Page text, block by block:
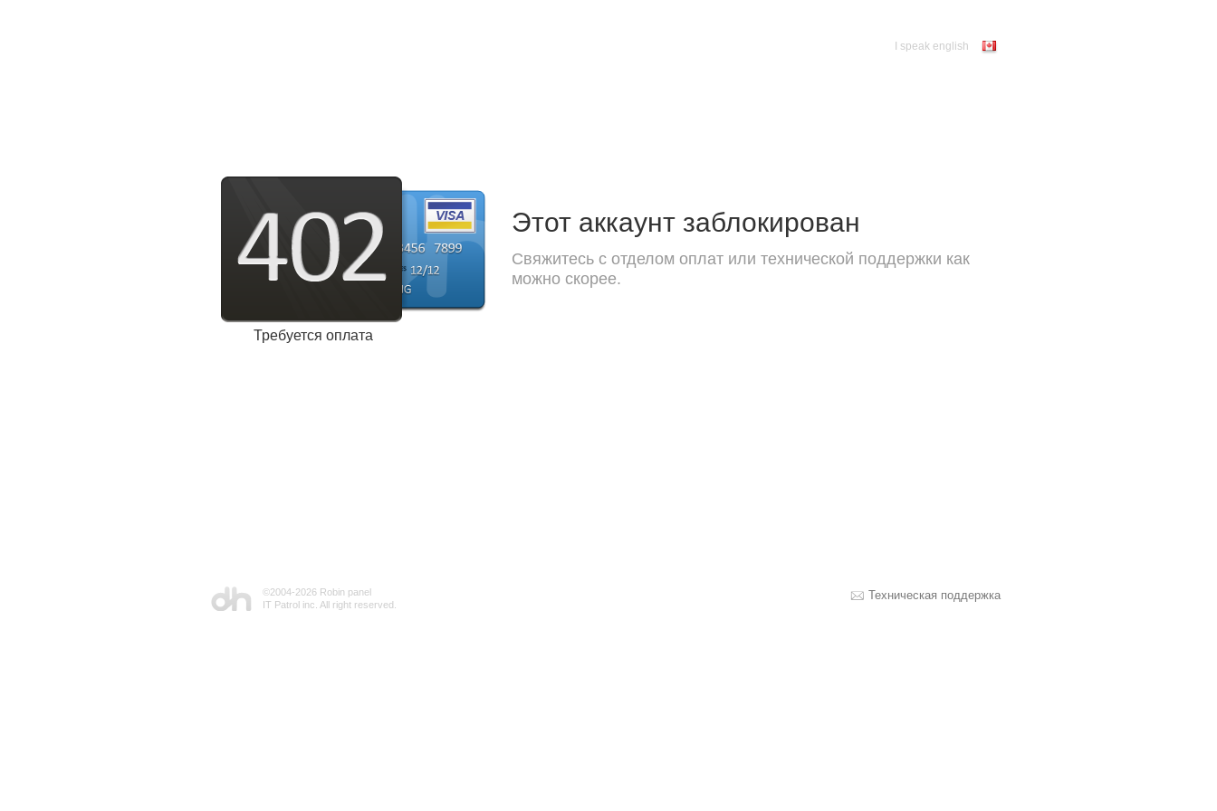
I speak english
Требуется оплата
Этот аккаунт заблокирован
Свяжитесь с отделом оплат или технической поддержки как
можно скорее.
Техническая поддержка
©2004-2026 Robin panel
IT Patrol inc. All right reserved.